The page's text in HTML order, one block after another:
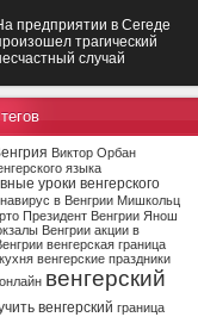
предприятии в Сегеде
трагический
случай
Виктор Орбан
языка
уроки венгерского
в Венгрии Мишкольц
Президент Венгрии Янош
Венгрии акции в
венгерская граница
венгерские праздники
венгерский
венгерский граница